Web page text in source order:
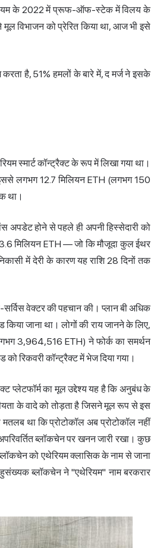
के 2022 में प्रूफ-ऑफ-स्टेक में विलय के
विभाजन को प्रेरित किया था, आज भी इसे
है, 51% हमलों के बारे में, द मर्ज ने इसके
स्मार्ट कॉन्ट्रैक्ट के रूप में लिखा गया था।
लगभग 12.7 मिलियन ETH (लगभग 150
था।
होने से पहले ही अपनी हिस्सेदारी को
3.6 मिलियन ETH — जो कि मौजूदा कुल ईथर
में देरी के कारण यह राशि 28 दिनों तक
वेक्टर की पहचान की। प्लान बी अधिक
जाना था। लोगों की राय जानने के लिए,
3,964,516 ETH) ने फोर्क का समर्थन
रिकवरी कॉन्ट्रैक्ट में भेज दिया गया।
प्लेटफॉर्म का मूल उद्देश्य यह है कि अनुबंध के
के वादे को तोड़ता है जिसने मूल रूप से इस
था कि प्रोटोकॉल अब प्रोटोकॉल नहीं
ब्लॉकचेन पर खनन जारी रखा। कुछ
को एथेरियम क्लासिक के नाम से जाना
ब्लॉकचेन ने "एथेरियम" नाम बरकरार